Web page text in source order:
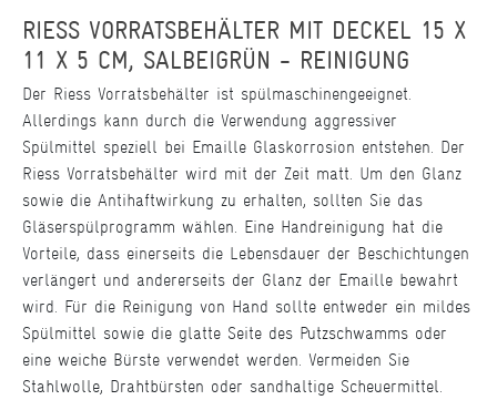
RIESS VORRATSBEHÄLTER MIT DECKEL 15 X
11 X 5 CM, SALBEIGRÜN - REINIGUNG
Der Riess Vorratsbehälter ist spülmaschinengeeignet.
Allerdings kann durch die Verwendung aggressiver
Spülmittel speziell bei Emaille Glaskorrosion entstehen. Der
Riess Vorratsbehälter wird mit der Zeit matt. Um den Glanz
sowie die Antihaftwirkung zu erhalten, sollten Sie das
Gläserspülprogramm wählen. Eine Handreinigung hat die
Vorteile, dass einerseits die Lebensdauer der Beschichtungen
verlängert und andererseits der Glanz der Emaille bewahrt
wird. Für die Reinigung von Hand sollte entweder ein mildes
Spülmittel sowie die glatte Seite des Putzschwamms oder
eine weiche Bürste verwendet werden. Vermeiden Sie
Stahlwolle, Drahtbürsten oder sandhaltige Scheuermittel.